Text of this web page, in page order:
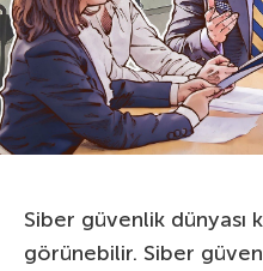
Siber güvenlik dünyası
görünebilir. Siber